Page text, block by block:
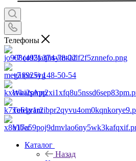
Телефоны
+7 (495) 374-78-22
+7 (925) 148-50-54
WhatsApp
Telegram
Viber
Каталог
Назад